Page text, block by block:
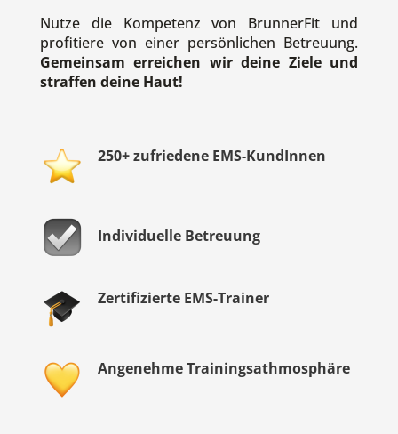
Nutze die Kompetenz von BrunnerFit und
profitiere von einer persönlichen Betreuung.
Gemeinsam erreichen wir deine Ziele und
straffen deine Haut!
250+ zufriedene EMS-KundInnen
Individuelle Betreuung
Zertifizierte EMS-Trainer
Angenehme Trainingsathmosphäre